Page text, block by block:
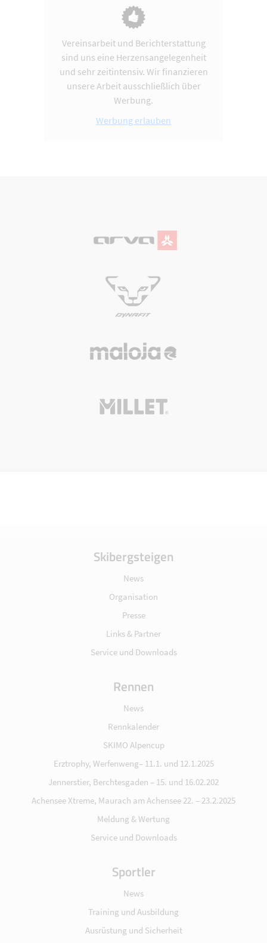
Vereinsarbeit und Berichterstattung
sind uns eine Herzensangelegenheit
und sehr zeitintensiv. Wir finanzieren
unsere Arbeit ausschließlich über
Werbung.
Werbung erlauben
Skibergsteigen
News
Organisation
Presse
Links & Partner
Service und Downloads
Rennen
News
Rennkalender
SKIMO Alpencup
Erztrophy, Werfenweng– 11.1. und 12.1.2025
Jennerstier, Berchtesgaden – 15. und 16.02.202
Achensee Xtreme, Maurach am Achensee 22. – 23.2.2025
Meldung & Wertung
Service und Downloads
Sportler
News
Training und Ausbildung
Ausrüstung und Sicherheit